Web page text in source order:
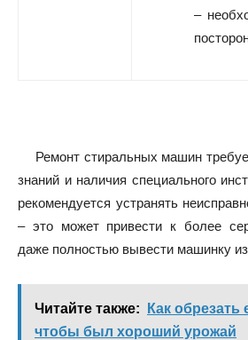
–
Ремонт стиральных машин
знаний и наличия специального
рекомендуется устранять
– это может привести к более
даже полностью вывести машинку
Читайте также:
Как
чтобы был хороший урожай